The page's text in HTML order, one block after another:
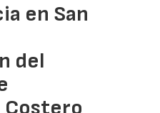
en San
del